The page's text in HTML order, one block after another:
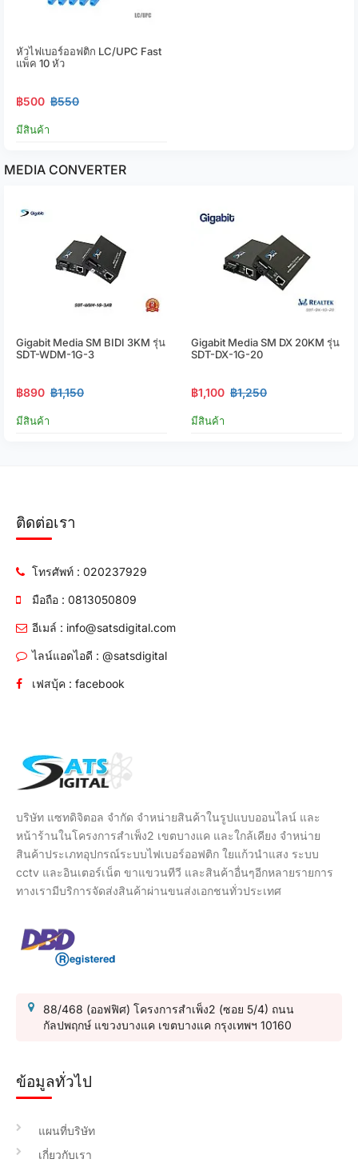
หัวไฟเบอร์ออฟติก LC/UPC Fast
แพ็ค 10 หัว
฿500 ฿550
มีสินค้า
MEDIA CONVERTER
Gigabit Media SM BIDI 3KM รุ่น
SDT-WDM-1G-3
฿890 ฿1,150
มีสินค้า
Gigabit Media SM DX 20KM รุ่น
SDT-DX-1G-20
฿1,100 ฿1,250
มีสินค้า
ติดต่อเรา
โทรศัพท์ : 020237929
มือถือ : 0813050809
อีเมล์ : info@satsdigital.com
ไลน์แอดไอดี : @satsdigital
เฟสบุ้ค : facebook
บริษัท แซทดิจิตอล จำกัด จำหน่ายสินค้าในรูปแบบออนไลน์ และ
หน้าร้านในโครงการสำเพ็ง2 เขตบางแค และใกล้เคียง จำหน่าย
สินค้าประเภทอุปกรณ์ระบบไฟเบอร์ออฟติก ใยแก้วนำแสง ระบบ
cctv และอินเตอร์เน็ต ขาแขวนทีวี และสินค้าอื่นๆอีกหลายรายการ
ทางเรามีบริการจัดส่งสินค้าผ่านขนส่งเอกชนทั่วประเทศ
88/468 (ออฟฟิศ) โครงการสำเพ็ง2 (ซอย 5/4) ถนน
กัลปพฤกษ์ แขวงบางแค เขตบางแค กรุงเทพฯ 10160
ข้อมูลทั่วไป
แผนที่บริษัท
เกี่ยวกับเรา